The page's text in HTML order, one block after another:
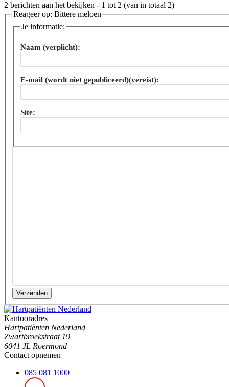
2 berichten aan het bekijken - 1 tot 2 (van in totaal 2)
Reageer op: Bittere meloen
Je informatie:
Naam (verplicht):
E-mail (wordt niet gepubliceerd)(vereist):
Site:
Verzenden
Kantooradres
Hartpatiënten Nederland
Zwartbroekstraat 19
6041 JL Roermond
Contact opnemen
085 081 1000